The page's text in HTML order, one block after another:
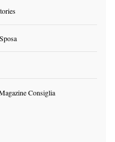
Consiglia